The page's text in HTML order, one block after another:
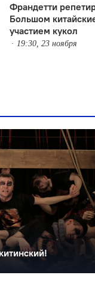
Франдетти
Большом
участием кукол
19:30, 23 ноября